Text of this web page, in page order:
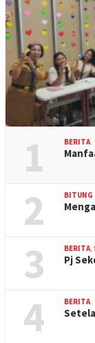
1 BERITA
2 BITUNG
3 BERITA,
Pj
4 BERITA